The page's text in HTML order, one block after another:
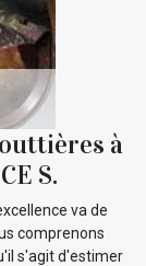
à
S.
va de
comprenons
s'agit d'estimer